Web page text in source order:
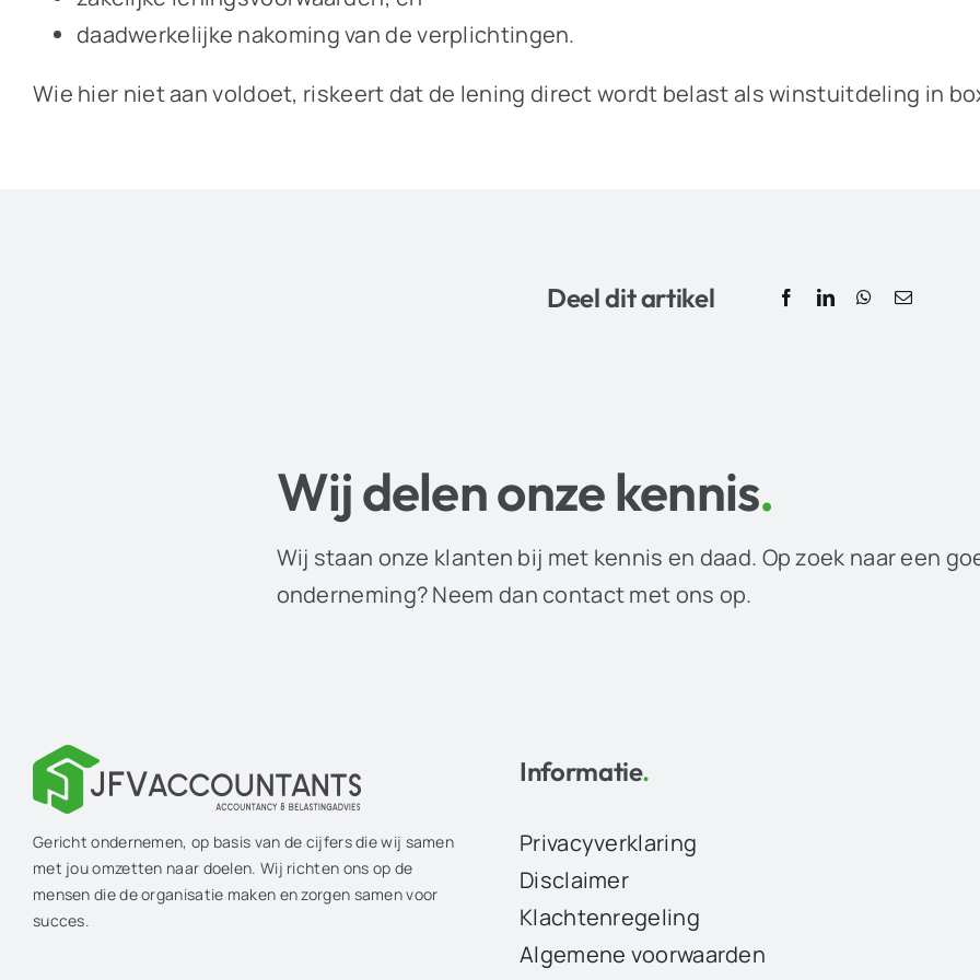
daadwerkelijke nakoming van de verplichtingen.
Wie hier niet aan voldoet, riskeert dat de lening direct wordt belast als winstuitdeling in
Deel dit artikel
Wij delen onze kennis.
Wij staan onze klanten bij met kennis en daad. Op zoek naar een
onderneming? Neem dan contact met ons op.
Gericht ondernemen, op basis van de cijfers die wij samen
met jou omzetten naar doelen. Wij richten ons op de
mensen die de organisatie maken en zorgen samen voor
succes.
Informatie.
Privacyverklaring
Disclaimer
Klachtenregeling
Algemene voorwaarden